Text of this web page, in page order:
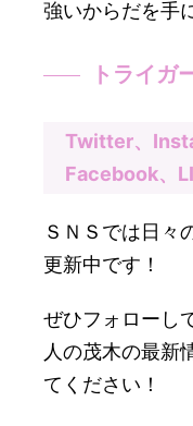
強いからだを手
トライガ
Twitter、
Facebook、
ＳＮＳでは日々
更新中です！
ぜひフォローし
人の茂木の最新
てください！